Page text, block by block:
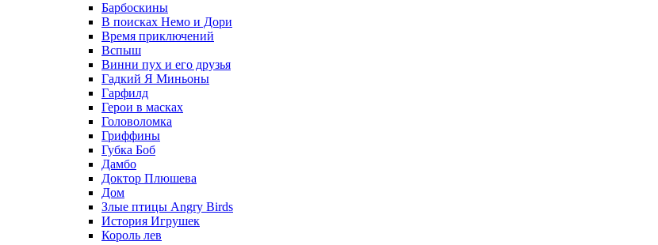
Барбоскины
В поисках Немо и Дори
Время приключений
Вспыш
Винни пух и его друзья
Гадкий Я Миньоны
Гарфилд
Герои в масках
Головоломка
Гриффины
Губка Боб
Дамбо
Доктор Плюшева
Дом
Злые птицы Angry Birds
История Игрушек
Король лев